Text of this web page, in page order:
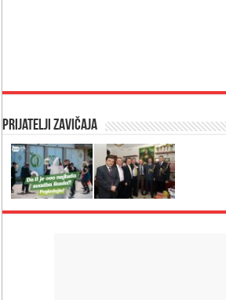
Prijatelji Zavičaja